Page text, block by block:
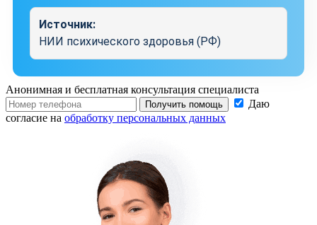
Источник:
НИИ психического здоровья (РФ)
Анонимная и бесплатная консультация специалиста
Получить помощь
Даю
согласие на обработку персональных данных